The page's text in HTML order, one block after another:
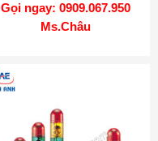
Gọi ngay: 0909.067.950
Ms.Châu